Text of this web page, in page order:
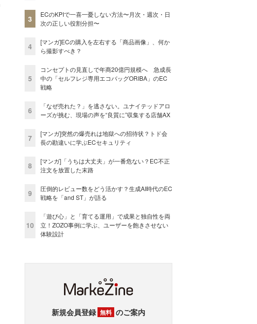
3
ECのKPIで一喜一憂しない方法〜月次・週次・日
次の正しい役割分担〜
4
[マンガ]ECの購入を左右する「商品画像」、何か
ら撮影すべき？
5
コンセプトの見直しで年商20億円規模へ 急成長
中の「セルフレジ専用エコバッグORIBA」のEC
戦略
6
「なぜ売れた？」を逃さない。ユナイテッドアロ
ーズが挑む、現場の声を“良質に”収集する店舗AX
7
[マンガ]突然の爆売れは地獄への招待状？トド会
長の勘違いに学ぶECセキュリティ
8
[マンガ]「うちは大丈夫」が一番危ない？EC不正
注文を放置した末路
9
圧倒的レビュー数をどう活かす？生成AI時代のEC
戦略を「and ST」が語る
10
「遊び心」と「育てる運用」で成果と独自性を両
立！ZOZO事例に学ぶ、ユーザーを飽きさせない
体験設計
新規会員登録 無料 のご案内